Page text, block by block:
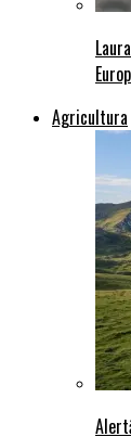
Agricultura